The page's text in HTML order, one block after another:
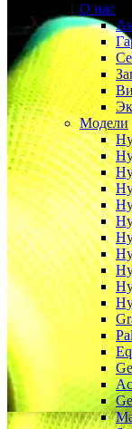
О нас
Модели